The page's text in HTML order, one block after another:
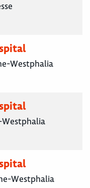
Westphalia
Westphalia